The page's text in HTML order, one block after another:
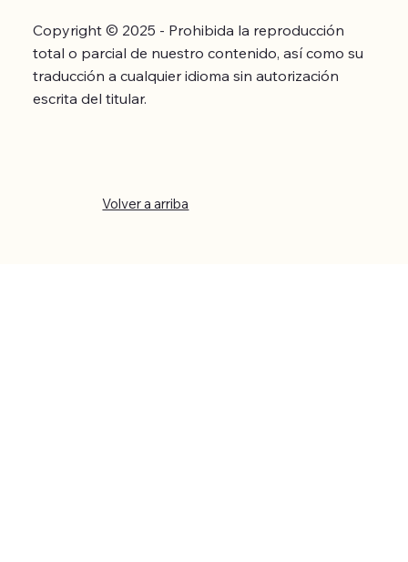
Copyright © 2025 - Prohibida la reproducción
total o parcial de nuestro contenido, así como su
traducción a cualquier idioma sin autorización
escrita del titular.
Volver a arriba